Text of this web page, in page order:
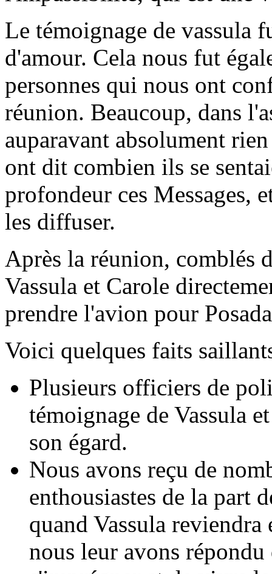
Le témoignage de vassula
d'amour. Cela nous fut
personnes qui nous ont
réunion. Beaucoup, dans
auparavant absolument
ont dit combien ils se
profondeur ces Messages,
les diffuser.
Après la réunion, comblés
Vassula et Carole
prendre l'avion pour
Voici quelques faits
Plusieurs officiers de
témoignage de Vassula
son égard.
Nous avons reçu de
enthousiastes de la part
quand Vassula
nous leur avons